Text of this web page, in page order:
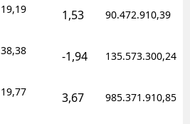
19,19 1,53 90.472.910,39
38,38 -1,94 135.573.300,24
19,77 3,67 985.371.910,85